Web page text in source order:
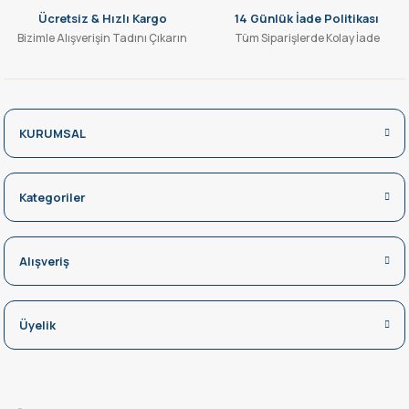
Ücretsiz & Hızlı Kargo
Bizimle Alışverişin Tadını Çıkarın
14 Günlük İade Politikası
Tüm Siparişlerde Kolay İade
KURUMSAL
Kategoriler
Alışveriş
Üyelik